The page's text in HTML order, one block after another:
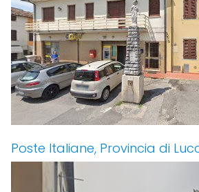
Poste Italiane, Provincia di